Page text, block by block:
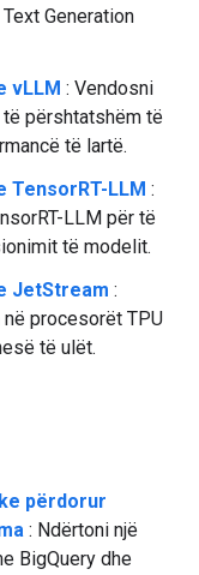
Generation
vLLM : Vendosni
të përshtatshëm të
të lartë.
TensorRT-LLM :
LLM për të
të modelit.
JetStream :
procesorët TPU
të ulët.
përdorur
: Ndërtoni një
BigQuery dhe